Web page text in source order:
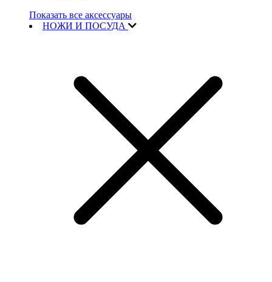
Показать все аксессуары
НОЖИ И ПОСУДА